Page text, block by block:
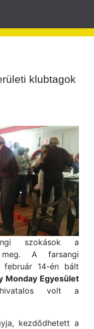
klubtagok
szokások a
meg. A farsangi
14-én bált
Monday Egyesület
hivatalos volt a
kezdődhetett a